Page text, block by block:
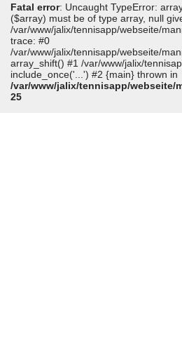
Fatal error: Uncaught TypeError:
($array) must be of type array, null
/var/www/jalix/tennisapp/webseite/
trace: #0
/var/www/jalix/tennisapp/webseite/
array_shift() #1 /var/www/jalix/
include_once('...') #2 {main} thrown in
/var/www/jalix/tennisapp/webseite/
25